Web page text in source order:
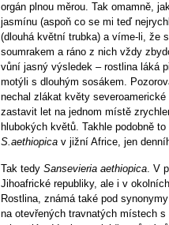
orgán plnou měrou. Tak omamně,
jasmínu (aspoň co se mi teď
(dlouhá květní trubka) a víme-li, že
soumrakem a ráno z nich vždy
vůní jasný výsledek – rostlina láká
motýli s dlouhým sosákem.
nechal zlákat květy severoamerické
zastavit let na jednom místě
hlubokých květů. Takhle podobně
S.aethiopica v jižní Africe, jen
Tak tedy Sansevieria aethiopica. V
Jihoafrické republiky, ale i v
Rostlina, známá také pod synonymy
na otevřených travnatých místech